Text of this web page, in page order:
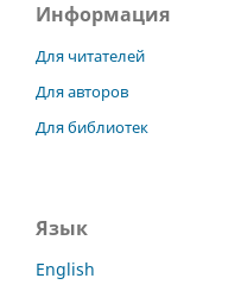
Информация
Для читателей
Для авторов
Для библиотек
Язык
English